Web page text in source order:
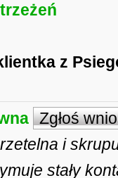
z
Zgłoś
i
stały